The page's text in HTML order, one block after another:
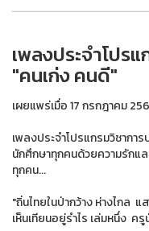
เพลงประจำโปร
"คนเก่ง คนดี"
เผยแพร่เมื่อ 17 กรกฎาคม
เพลงประจำโปรแกรมวิชากา
นักศึกษาทุกคนด้วยความรักแ
ทุกคน...
"ถิ่นไทยในป่ากว้าง ห่างไกล
เห็นเทียนอยู่รำไร เล่มหนึ่ง ค